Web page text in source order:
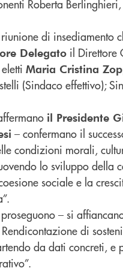
Roberta
di insediamento
Delegato il Direttore
Maria Cristina
(Sindaco effettivo);
il Presidente
– confermano il
condizioni morali,
lo sviluppo della
sociale e la
– si
di
da dati concreti, e